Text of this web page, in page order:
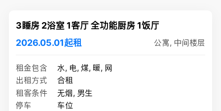
3睡房 2浴室 1客厅 全功能厨房 1饭厅
2026.05.01起租
公寓, 中间楼层
租金包含
水, 电, 煤, 暖, 网
出租方式
合租
租客条件
无烟, 男生
停车
车位